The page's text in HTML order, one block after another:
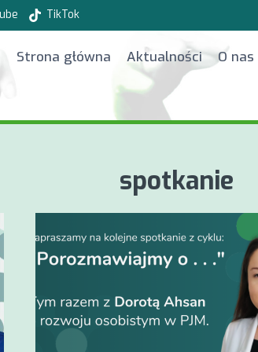
TikTok
Strona główna Aktualności O nas
spotkanie